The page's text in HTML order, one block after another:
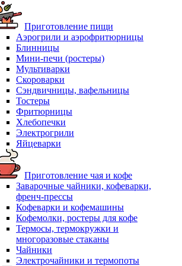
Приготовление пищи
Аэрогрили и аэрофритюрницы
Блинницы
Мини-печи (ростеры)
Мультиварки
Скороварки
Сэндвичницы, вафельницы
Тостеры
Фритюрницы
Хлебопечки
Электрогрили
Яйцеварки
Приготовление чая и кофе
Заварочные чайники, кофеварки,
френч-прессы
Кофеварки и кофемашины
Кофемолки, ростеры для кофе
Термосы, термокружки и
многоразовые стаканы
Чайники
Электрочайники и термопоты